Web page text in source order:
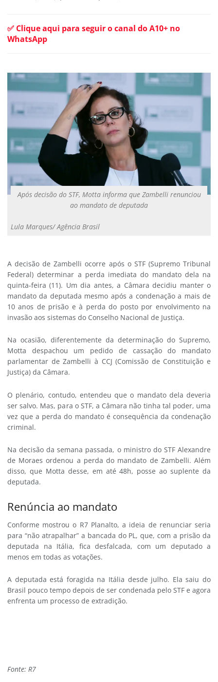
✅ Clique aqui para seguir o canal do A10+ no
WhatsApp
Após decisão do STF, Motta informa que Zambelli renunciou
ao mandato de deputada
Lula Marques/ Agência Brasil
A decisão de Zambelli ocorre após o STF (Supremo Tribunal
Federal) determinar a perda imediata do mandato dela na
quinta-feira (11). Um dia antes, a Câmara decidiu manter o
mandato da deputada mesmo após a condenação a mais de
10 anos de prisão e à perda do posto por envolvimento na
invasão aos sistemas do Conselho Nacional de Justiça.
Na ocasião, diferentemente da determinação do Supremo,
Motta despachou um pedido de cassação do mandato
parlamentar de Zambelli à CCJ (Comissão de Constituição e
Justiça) da Câmara.
O plenário, contudo, entendeu que o mandato dela deveria
ser salvo. Mas, para o STF, a Câmara não tinha tal poder, uma
vez que a perda do mandato é consequência da condenação
criminal.
Na decisão da semana passada, o ministro do STF Alexandre
de Moraes ordenou a perda do mandato de Zambelli. Além
disso, que Motta desse, em até 48h, posse ao suplente da
deputada.
Renúncia ao mandato
Conforme mostrou o R7 Planalto, a ideia de renunciar seria
para “não atrapalhar” a bancada do PL, que, com a prisão da
deputada na Itália, fica desfalcada, com um deputado a
menos em todas as votações.
A deputada está foragida na Itália desde julho. Ela saiu do
Brasil pouco tempo depois de ser condenada pelo STF e agora
enfrenta um processo de extradição.
Fonte: R7